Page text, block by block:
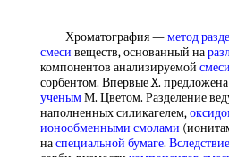
Хроматография —метод
смеси веществ, основанный на
компонентов анализируемой
сорбентом. Впервые X. предложена
ученымМ. Цветом. Разделение
наполненных силикагелем,
ионообменными смолами
наспециальной бумаге.